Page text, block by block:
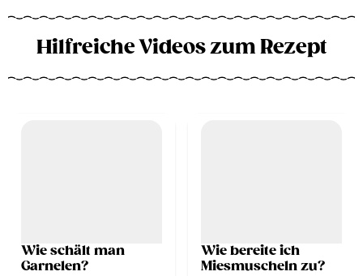
Hilfreiche Videos zum Rezept
Wie schält man
Garnelen?
Wie bereite ich
Miesmuscheln zu?